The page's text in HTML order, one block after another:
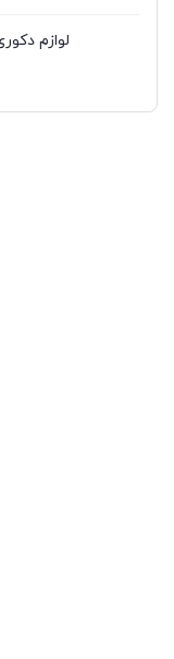
لوازم